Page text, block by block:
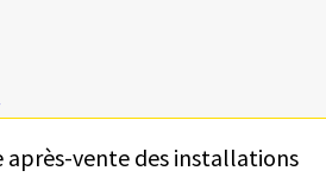
après-vente des installations